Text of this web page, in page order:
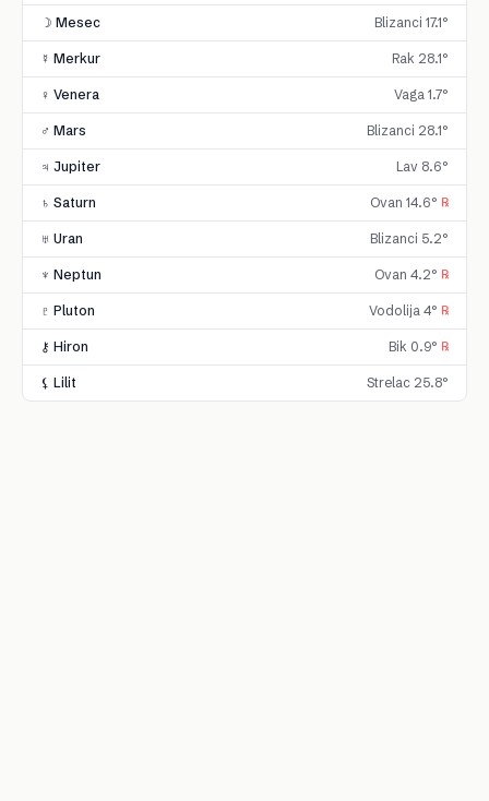
☽ Mesec Blizanci 17.1°
☿ Merkur Rak 28.1°
♀ Venera Vaga 1.7°
♂ Mars Blizanci 28.1°
♃ Jupiter Lav 8.6°
♄ Saturn Ovan 14.6° ℞
♅ Uran Blizanci 5.2°
♆ Neptun Ovan 4.2° ℞
♇ Pluton Vodolija 4° ℞
⚷ Hiron Bik 0.9° ℞
⚸ Lilit Strelac 25.8°